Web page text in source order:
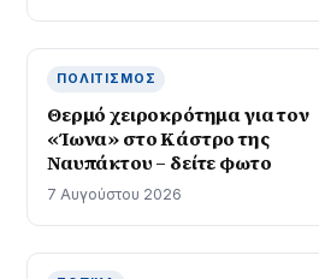
ΠΟΛΙΤΙΣΜΌΣ
Θερμό χειροκρότημα για τον
«Ίωνα» στο Κάστρο της
Ναυπάκτου – δείτε φωτο
7 Αυγούστου 2026